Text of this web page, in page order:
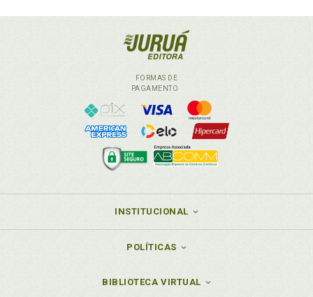
FORMAS DE
PAGAMENTO
INSTITUCIONAL
POLÍTICAS
BIBLIOTECA VIRTUAL